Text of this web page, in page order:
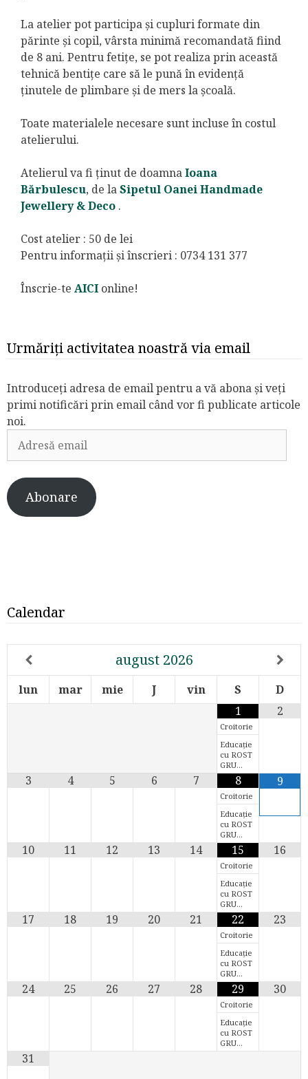
La atelier pot participa și cupluri formate din
părinte și copil, vârsta minimă recomandată fiind
de 8 ani. Pentru fetițe, se pot realiza prin această
tehnică bentițe care să le pună în evidență
ținutele de plimbare și de mers la școală.
Toate materialele necesare sunt incluse în costul
atelierului.
Atelierul va fi ținut de doamnaIoana
Bărbulescu, de laSipetul Oanei Handmade
Jewellery & Deco .
Cost atelier : 50 de lei
Pentru informații și înscrieri : 0734 131 377
Înscrie-te AICI online!
Urmăriți activitatea noastră via email
Introduceți adresa de email pentru a vă abona și veți
primi notificări prin email când vor fi publicate articole
noi.
Adresă
email
Abonare
Calendar
august 2026
lun mar mie J vin S
D
1
Croitorie
Educație
cu ROST
GRU…
2
3 4 5 6 7 8
Croitorie
Educație
cu ROST
GRU…
9
10 11 12 13 14 15
Croitorie
Educație
cu ROST
GRU…
16
17 18 19 20 21 22
Croitorie
Educație
cu ROST
GRU…
23
24 25 26 27 28 29
Croitorie
Educație
cu ROST
GRU…
30
31